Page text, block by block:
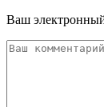
Ваш